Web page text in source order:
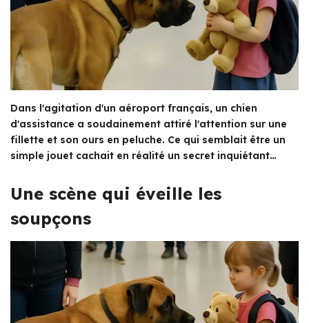
Dans l'agitation d'un aéroport français, un chien
d'assistance a soudainement attiré l'attention sur une
fillette et son ours en peluche. Ce qui semblait être un
simple jouet cachait en réalité un secret inquiétant…
Une scène qui éveille les
soupçons